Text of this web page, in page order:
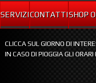
SERVIZICONTATTISHOP
CLICCA SUL GIORNO DI
IN CASO DI PIOGGIA GLI